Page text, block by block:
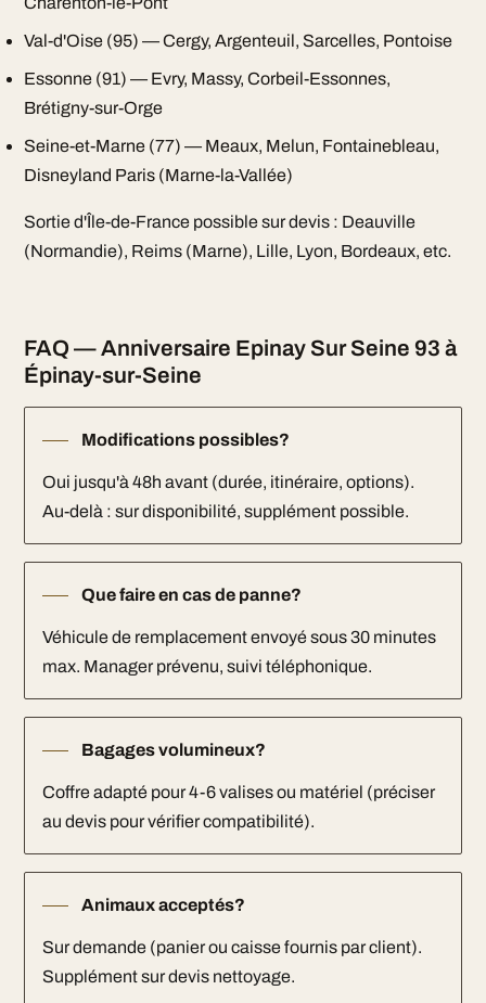
Val-d'Oise (95) — Cergy, Argenteuil, Sarcelles, Pontoise
Essonne (91) — Evry, Massy, Corbeil-Essonnes,
Brétigny-sur-Orge
Seine-et-Marne (77) — Meaux, Melun, Fontainebleau,
Disneyland Paris (Marne-la-Vallée)
Sortie d'Île-de-France possible sur devis : Deauville
(Normandie), Reims (Marne), Lille, Lyon, Bordeaux, etc.
FAQ — Anniversaire Epinay Sur Seine 93 à
Épinay-sur-Seine
Modifications possibles?
Oui jusqu'à 48h avant (durée, itinéraire, options).
Au-delà : sur disponibilité, supplément possible.
Que faire en cas de panne?
Véhicule de remplacement envoyé sous 30 minutes
max. Manager prévenu, suivi téléphonique.
Bagages volumineux?
Coffre adapté pour 4-6 valises ou matériel (préciser
au devis pour vérifier compatibilité).
Animaux acceptés?
Sur demande (panier ou caisse fournis par client).
Supplément sur devis nettoyage.